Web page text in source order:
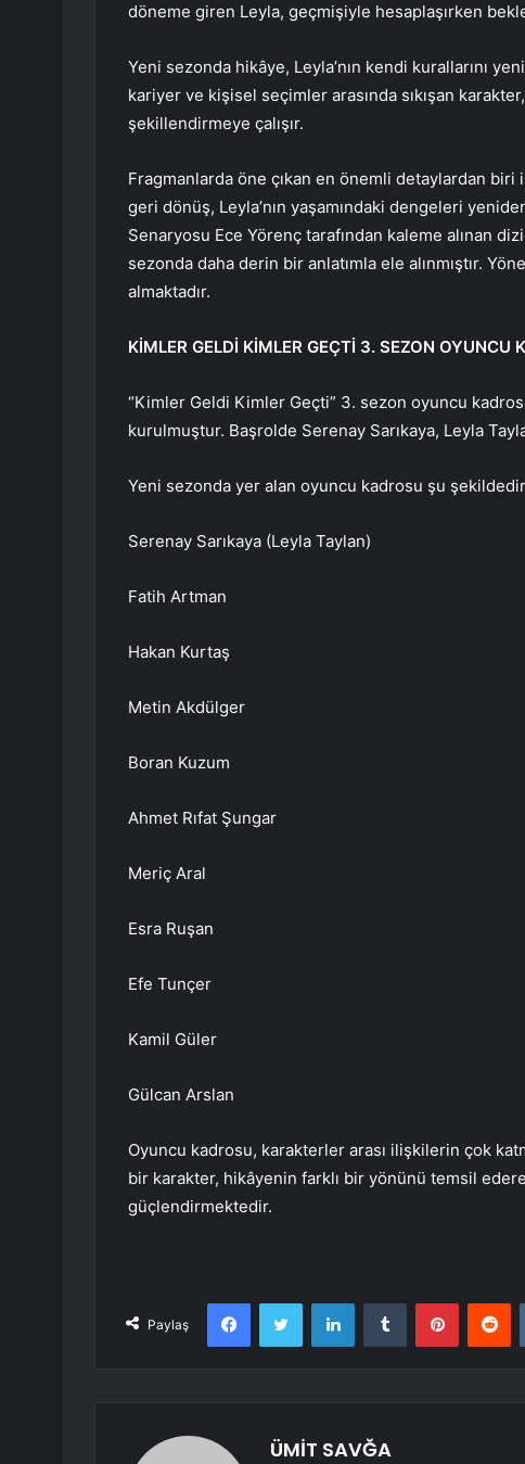
döneme giren Leyla, geçmişiyle hesaplaşırken
Yeni sezonda hikâye, Leyla’nın kendi kurallarını
kariyer ve kişisel seçimler arasında sıkışan
şekillendirmeye çalışır.
Fragmanlarda öne çıkan en önemli detaylardan
geri dönüş, Leyla’nın yaşamındaki dengeleri
Senaryosu Ece Yörenç tarafından kaleme alınan
sezonda daha derin bir anlatımla ele alınmıştır.
almaktadır.
KİMLER GELDİ KİMLER GEÇTİ 3. SEZON OYUNCU
“Kimler Geldi Kimler Geçti” 3. sezon oyuncu
kurulmuştur. Başrolde Serenay Sarıkaya, Leyla
Yeni sezonda yer alan oyuncu kadrosu şu
Serenay Sarıkaya (Leyla Taylan)
Fatih Artman
Hakan Kurtaş
Metin Akdülger
Boran Kuzum
Ahmet Rıfat Şungar
Meriç Aral
Esra Ruşan
Efe Tunçer
Kamil Güler
Gülcan Arslan
Oyuncu kadrosu, karakterler arası ilişkilerin çok
bir karakter, hikâyenin farklı bir yönünü temsil
güçlendirmektedir.
Paylaş
FacebookTwitter LinkedInTumblr Pinterest
ÜMİT SAVĞA